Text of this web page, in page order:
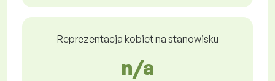
Reprezentacja kobiet na stanowisku
n/a